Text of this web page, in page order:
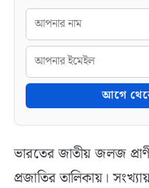
আগে
ভারতের জাতীয় জলজ
প্রজাতির তালিকায়।